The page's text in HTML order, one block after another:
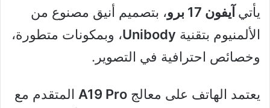
يأتي آيفون 17 برو
، بتصميم أنيق مصنوع من
الألمنيوم بتقنية Unibody، وبمكونات متطورة،
وخصائص احترافية في التصوير.
يعتمد الهاتف على معالج A19 Pro المتقدم مع